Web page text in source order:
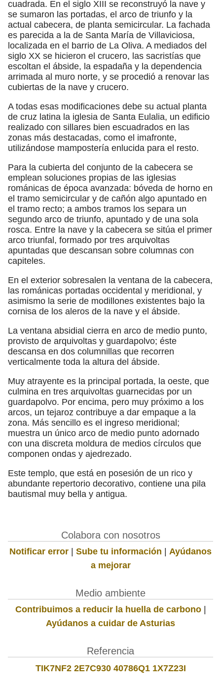
cuadrada. En el siglo XIII se reconstruyó la nave y
se sumaron las portadas, el arco de triunfo y la
actual cabecera, de planta semicircular. La fachada
es parecida a la de Santa María de Villaviciosa,
localizada en el barrio de La Oliva. A mediados del
siglo XX se hicieron el crucero, las sacristías que
escoltan el ábside, la espadaña y la dependencia
arrimada al muro norte, y se procedió a renovar las
cubiertas de la nave y crucero.
A todas esas modificaciones debe su actual planta
de cruz latina la iglesia de Santa Eulalia, un edificio
realizado con sillares bien escuadrados en las
zonas más destacadas, como el imafronte,
utilizándose mampostería enlucida para el resto.
Para la cubierta del conjunto de la cabecera se
emplean soluciones propias de las iglesias
románicas de época avanzada: bóveda de horno en
el tramo semicircular y de cañón algo apuntado en
el tramo recto; a ambos tramos los separa un
segundo arco de triunfo, apuntado y de una sola
rosca. Entre la nave y la cabecera se sitúa el primer
arco triunfal, formado por tres arquivoltas
apuntadas que descansan sobre columnas con
capiteles.
En el exterior sobresalen la ventana de la cabecera,
las románicas portadas occidental y meridional, y
asimismo la serie de modillones existentes bajo la
cornisa de los aleros de la nave y el ábside.
La ventana absidial cierra en arco de medio punto,
provisto de arquivoltas y guardapolvo; éste
descansa en dos columnillas que recorren
verticalmente toda la altura del ábside.
Muy atrayente es la principal portada, la oeste, que
culmina en tres arquivoltas guarnecidas por un
guardapolvo. Por encima, pero muy próximo a los
arcos, un tejaroz contribuye a dar empaque a la
zona. Más sencillo es el ingreso meridional;
muestra un único arco de medio punto adornado
con una discreta moldura de medios círculos que
componen ondas y ajedrezado.
Este templo, que está en posesión de un rico y
abundante repertorio decorativo, contiene una pila
bautismal muy bella y antigua.
Colabora con nosotros
Notificar error | Sube tu información | Ayúdanos
a mejorar
Medio ambiente
Contribuimos a reducir la huella de carbono|
Ayúdanos a cuidar de Asturias
Referencia
TIK7NF2 2E7C930 40786Q1 1X7Z23I